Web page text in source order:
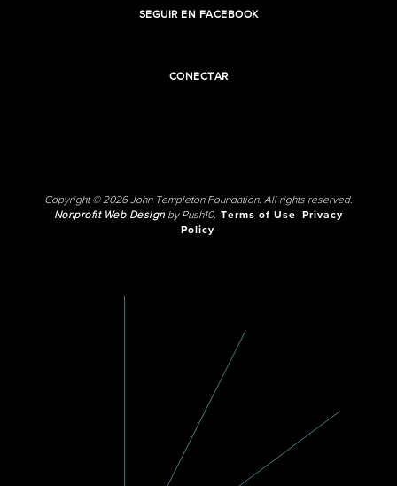
SEGUIR EN FACEBOOK
CONECTAR
Copyright © 2026 John Templeton Foundation. All rights reserved.
Nonprofit Web Designby Push10. Terms of Use
Privacy
Policy